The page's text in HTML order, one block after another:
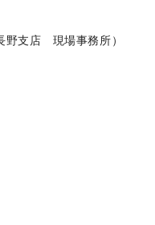
支店 現場事務所）